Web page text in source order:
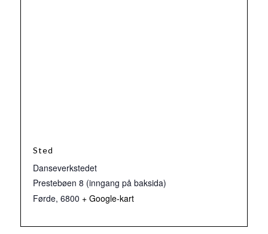
Sted
Danseverkstedet
Prestebøen 8 (inngang på baksida)
Førde, 6800 + Google-kart